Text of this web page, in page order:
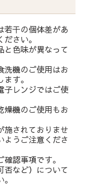
若干の個体差があ
さい。
と色味が異なって
洗機のご使用はお
す。
子レンジではご使
燥機のご使用もお
施されておりませ
ようご注意くださ
認事項です。
など）について